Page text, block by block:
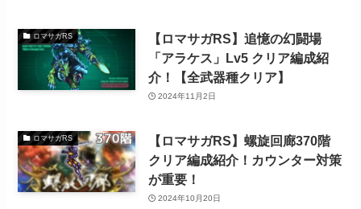
ロマサガRS
【ロマサガRS】追憶の幻闘場
「アラケス」Lv5 クリア編成紹
介！【全武器種クリア】
2024年11月2日
ロマサガRS
【ロマサガRS】螺旋回廊370階
クリア編成紹介！カウンター対策
が重要！
2024年10月20日